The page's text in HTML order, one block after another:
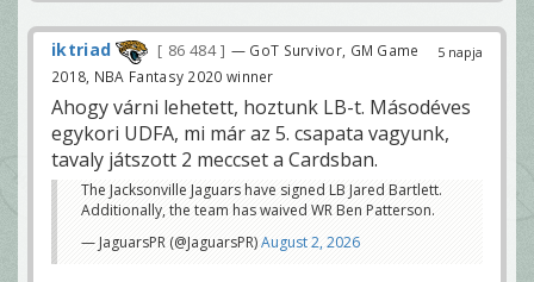
5 napja
iktriad 86 484
— GoT Survivor, GM Game
2018, NBA Fantasy 2020 winner
Ahogy várni lehetett, hoztunk LB-t. Másodéves
egykori UDFA, mi már az 5. csapata vagyunk,
tavaly játszott 2 meccset a Cardsban.
The Jacksonville Jaguars have signed LB Jared Bartlett.
Additionally, the team has waived WR Ben Patterson.
— JaguarsPR (@JaguarsPR)August 2, 2026